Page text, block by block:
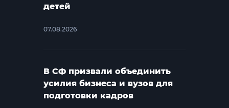
детей
07.08.2026
В СФ призвали объединить
усилия бизнеса и вузов для
подготовки кадров